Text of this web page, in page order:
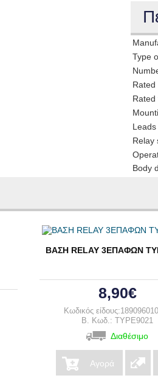
Type
Rated
Rated
Leads
Relay
Body
ΒΑΣΗ RELAY 3ΕΠΑΦΩΝ
8,90€
Κωδικός
B. Κωδ.: TYPE9021
Διαθέσιμο
Αγορά